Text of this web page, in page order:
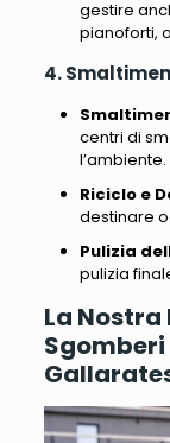
gestire
pianoforti,
4.
centri di
l’ambiente.
Riciclo e
destinare
Pulizia
pulizia
La